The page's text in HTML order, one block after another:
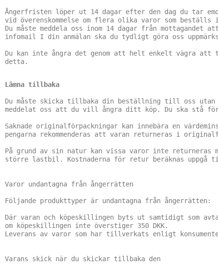
Ångerfristen löper ut 14 dagar efter den dag du tar
vid överenskommelse om flera olika varor som
Du måste meddela oss inom 14 dagar från
infomail I din anmälan ska du tydligt göra oss
Du kan inte ångra det genom att helt enkelt vägra
detta.
Lämna tillbaka
Du måste skicka tillbaka din beställning till oss
meddelat oss att du vill ångra ditt köp. Du ska stå för
Saknade originalförpackningar kan innebära en
pengarna rekommenderas att varan returneras i
På grund av sin natur kan vissa varor inte returneras
större lastbil. Kostnaderna för retur beräknas uppgå
Varor undantagna från ångerrätten
Följande produkttyper är undantagna från ångerrätten:
Där varan och köpeskillingen byts ut samtidigt som
om köpeskillingen inte överstiger 350 DKK.
Leverans av varor som har tillverkats enligt
Varans skick när du skickar tillbaka den